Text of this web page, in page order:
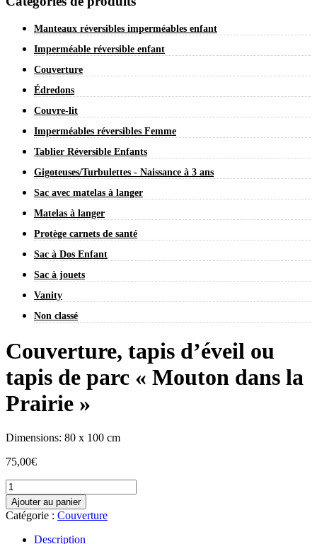
Manteaux réversibles imperméables enfant
Imperméable réversible enfant
Couverture
Édredons
Couvre-lit
Imperméables réversibles Femme
Tablier Réversible Enfants
Gigoteuses/Turbulettes - Naissance à 3 ans
Sac avec matelas à langer
Matelas à langer
Protège carnets de santé
Sac à Dos Enfant
Sac à jouets
Vanity
Non classé
Couverture, tapis d’éveil ou
tapis de parc « Mouton dans la
Prairie »
Dimensions: 80 x 100 cm
75,00€
quantité
de
Couverture,
tapis
d'éveil
Ajouter au panier
Catégorie : Couverture
Description